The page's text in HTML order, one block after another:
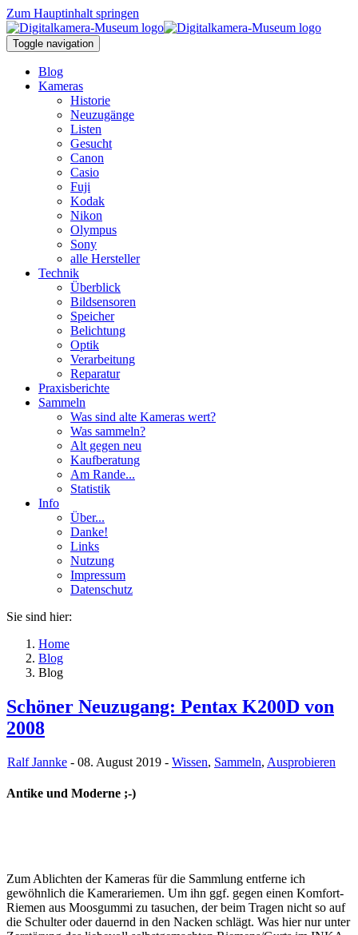
Zum Hauptinhalt springen
Toggle navigation
Blog
Kameras
Historie
Neuzugänge
Listen
Gesucht
Canon
Casio
Fuji
Kodak
Nikon
Olympus
Sony
alle Hersteller
Technik
Überblick
Bildsensoren
Speicher
Belichtung
Optik
Verarbeitung
Reparatur
Praxisberichte
Sammeln
Was sind alte Kameras wert?
Was sammeln?
Alt gegen neu
Kaufberatung
Am Rande...
Statistik
Info
Über...
Danke!
Links
Nutzung
Impressum
Datenschutz
Sie sind hier:
Home
Blog
Blog
Schöner Neuzugang: Pentax K200D von
2008
Ralf Jannke - 08. August 2019 - Wissen, Sammeln, Ausprobieren
Antike und Moderne ;-)
Zum Ablichten der Kameras für die Sammlung entferne ich
gewöhnlich die Kamerariemen. Um ihn ggf. gegen einen Komfort-
Riemen aus Moosgummi zu tasuchen, der beim Tragen nicht so auf
die Schulter oder dauernd in den Nacken schlägt. Was hier nur unter